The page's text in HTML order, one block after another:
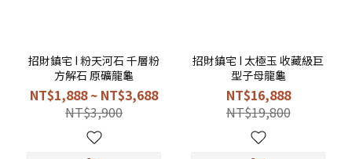
招財鎮宅 I 粉天河石 千層粉
方解石 原礦龍龜
NT$1,888 ~ NT$3,688
NT$3,900
招財鎮宅 I 太極玉 收藏級巨
型子母龍龜
NT$16,888
NT$19,800